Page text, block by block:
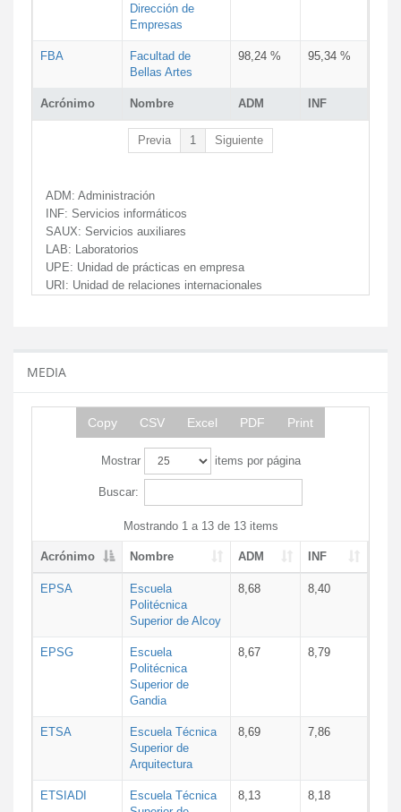
Acrónimo Nombre ADM INF
Dirección de
Empresas
FBA
Facultad de
Bellas Artes
98,24 % 95,34 %
Previa 1 Siguiente
ADM: Administración
INF: Servicios informáticos
SAUX: Servicios auxiliares
LAB: Laboratorios
UPE: Unidad de prácticas en empresa
URI: Unidad de relaciones internacionales
MEDIA
Copy CSV Excel PDF Print
Mostrar items por página
Buscar:
Mostrando 1 a 13 de 13 items
Acrónimo Nombre ADM INF
EPSA
Escuela
Politécnica
Superior de Alcoy
8,68 8,40
EPSG
Escuela
Politécnica
Superior de
Gandia
8,67 8,79
ETSA
Escuela Técnica
Superior de
Arquitectura
8,69 7,86
ETSIADI
Escuela Técnica
8,13 8,18